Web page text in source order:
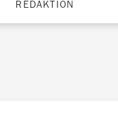
REDAKTION